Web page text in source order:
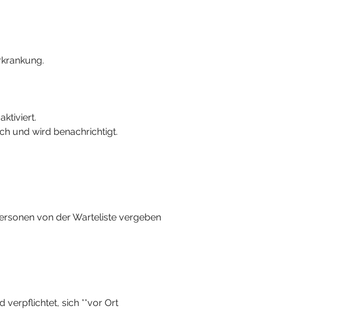
und wird benachrichtigt.
von der Warteliste vergeben
verpflichtet, sich **vor Ort